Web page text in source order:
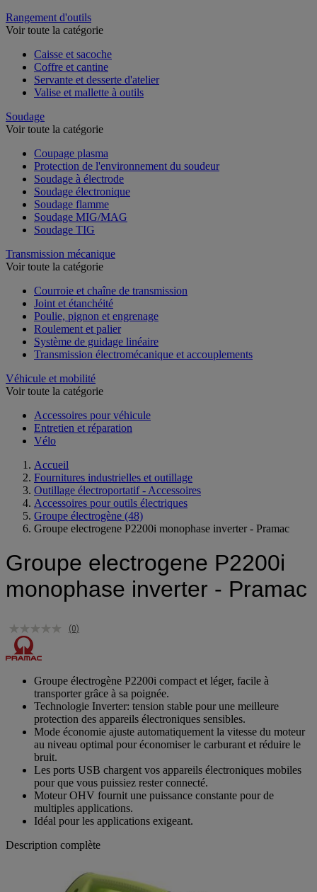
Rangement d'outils
Voir toute la catégorie
Caisse et sacoche
Coffre et cantine
Servante et desserte d'atelier
Valise et mallette à outils
Soudage
Voir toute la catégorie
Coupage plasma
Protection de l'environnement du soudeur
Soudage à électrode
Soudage électronique
Soudage flamme
Soudage MIG/MAG
Soudage TIG
Transmission mécanique
Voir toute la catégorie
Courroie et chaîne de transmission
Joint et étanchéité
Poulie, pignon et engrenage
Roulement et palier
Système de guidage linéaire
Transmission électromécanique et accouplements
Véhicule et mobilité
Voir toute la catégorie
Accessoires pour véhicule
Entretien et réparation
Vélo
Accueil
Fournitures industrielles et outillage
Outillage électroportatif - Accessoires
Accessoires pour outils électriques
Groupe électrogène (48)
Groupe electrogene P2200i monophase inverter - Pramac
Groupe electrogene P2200i
monophase inverter - Pramac
(0)
Groupe électrogène P2200i compact et léger, facile à
transporter grâce à sa poignée.
Technologie Inverter: tension stable pour une meilleure
protection des appareils électroniques sensibles.
Mode économie ajuste automatiquement la vitesse du moteur
au niveau optimal pour économiser le carburant et réduire le
bruit.
Les ports USB chargent vos appareils électroniques mobiles
pour que vous puissiez rester connecté.
Moteur OHV fournit une puissance constante pour de
multiples applications.
Idéal pour les applications exigeant.
Description complète